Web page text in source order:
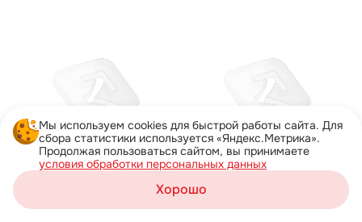
Мы используем cookies для быстрой работы сайта. Для
сбора статистики используется «Яндекс.Метрика».
Продолжая пользоваться сайтом, вы принимаете
условия обработки персональных данных
Хорошо
Каталог Акции Профиль
Жульен на тонком
750 ₽
1 шт
750 ₽